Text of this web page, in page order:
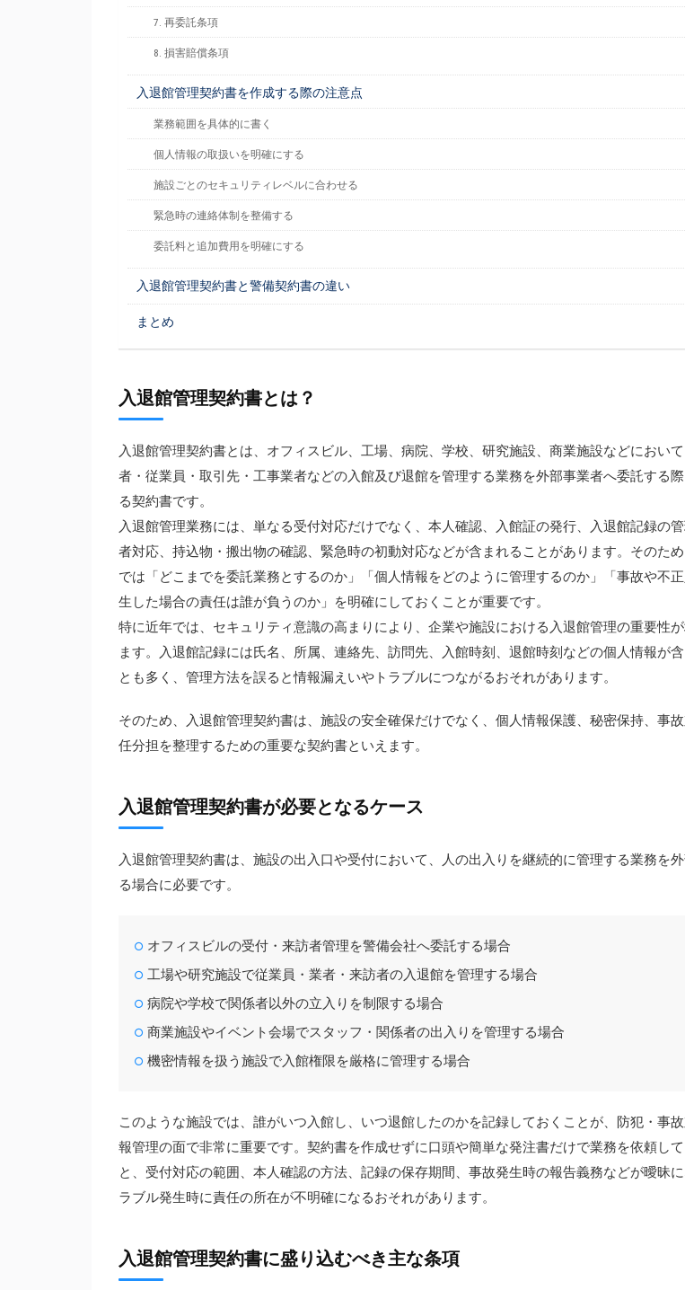
7. 再委託条項
8. 損害賠償条項
入退館管理契約書を作成する際の注意点
業務範囲を具体的に書く
個人情報の取扱いを明確にする
施設ごとのセキュリティレベルに合わせる
緊急時の連絡体制を整備する
委託料と追加費用を明確にする
入退館管理契約書と警備契約書の違い
まとめ
入退館管理契約書とは？
入退館管理契約書とは、オフィスビル、工場、病院、学校、研究施設、商業施設などにおい
者・従業員・取引先・工事業者などの入館及び退館を管理する業務を外部事業者へ委託する
る契約書です。
入退館管理業務には、単なる受付対応だけでなく、本人確認、入館証の発行、入退館記録の
者対応、持込物・搬出物の確認、緊急時の初動対応などが含まれることがあります。そのた
では「どこまでを委託業務とするのか」「個人情報をどのように管理するのか」「事故や不
生した場合の責任は誰が負うのか」を明確にしておくことが重要です。
特に近年では、セキュリティ意識の高まりにより、企業や施設における入退館管理の重要性
ます。入退館記録には氏名、所属、連絡先、訪問先、入館時刻、退館時刻などの個人情報が
とも多く、管理方法を誤ると情報漏えいやトラブルにつながるおそれがあります。
そのため、入退館管理契約書は、施設の安全確保だけでなく、個人情報保護、秘密保持、事
任分担を整理するための重要な契約書といえます。
入退館管理契約書が必要となるケース
入退館管理契約書は、施設の出入口や受付において、人の出入りを継続的に管理する業務を
る場合に必要です。
オフィスビルの受付・来訪者管理を警備会社へ委託する場合
工場や研究施設で従業員・業者・来訪者の入退館を管理する場合
病院や学校で関係者以外の立入りを制限する場合
商業施設やイベント会場でスタッフ・関係者の出入りを管理する場合
機密情報を扱う施設で入館権限を厳格に管理する場合
このような施設では、誰がいつ入館し、いつ退館したのかを記録しておくことが、防犯・事
報管理の面で非常に重要です。契約書を作成せずに口頭や簡単な発注書だけで業務を依頼して
と、受付対応の範囲、本人確認の方法、記録の保存期間、事故発生時の報告義務などが曖昧
ラブル発生時に責任の所在が不明確になるおそれがあります。
入退館管理契約書に盛り込むべき主な条項